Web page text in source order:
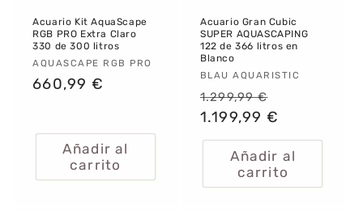
Acuario Kit AquaScape
RGB PRO Extra Claro
330 de 300 litros
Proveedor:
AQUASCAPE RGB PRO
Precio
660,99 €
Añadir al
carrito
Acuario Gran Cubic
SUPER AQUASCAPING
122 de 366 litros en
Blanco
Proveedor:
BLAU AQUARISTIC
Precio
habitual
1.299,99 €
oferta
1.199,99 €
Añadir al
carrito